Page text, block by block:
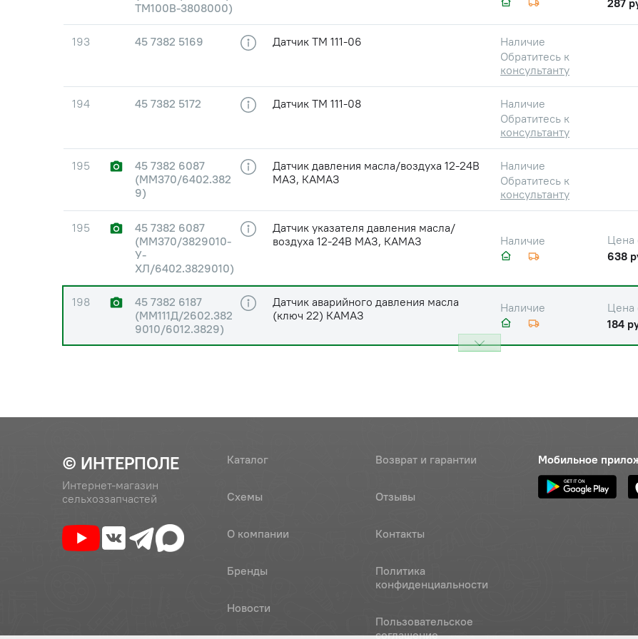
ТМ100В-3808000)
193 45 7382 5169 Датчик ТМ 111-06
Наличие
Обратитесь к
консультанту
194 45 7382 5172 Датчик ТМ 111-08
Наличие
Обратитесь к
консультанту
195
45 7382 6087
(ММ370/6402.382
9)
Датчик давления масла/воздуха 12-24В
МАЗ, КАМАЗ
Наличие
Обратитесь к
консультанту
195
45 7382 6087
(ММ370/3829010-
У-
ХЛ/6402.3829010)
Датчик указателя давления масла/
воздуха 12-24В МАЗ, КАМАЗ
Наличие
Цена
638
198
45 7382 6187
(ММ111Д/2602.382
9010/6012.3829)
Датчик аварийного давления масла
(ключ 22) КАМАЗ
Наличие
Цена
184
© ИНТЕРПОЛЕ
Интернет-магазин
сельхоззапчастей
Каталог
Схемы
О компании
Бренды
Новости
Возврат и гарантии
Отзывы
Контакты
Политика
конфиденциальности
Пользовательское
соглашение
Мобильное